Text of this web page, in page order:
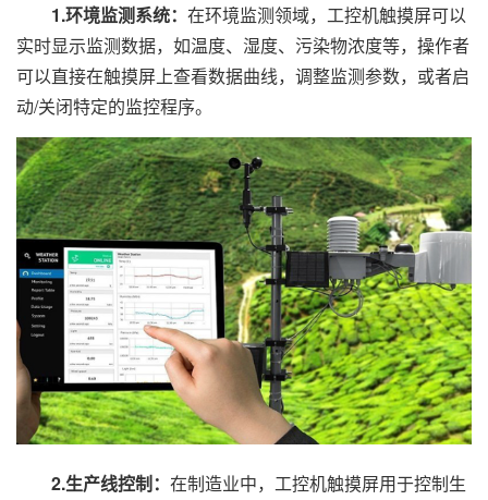
1.环境监测系统： 在环境监测领域，工控机触摸屏可以
实时显示监测数据，如温度、湿度、污染物浓度等，操作者
可以直接在触摸屏上查看数据曲线，调整监测参数，或者启
动/关闭特定的监控程序。
2.生产线控制： 在制造业中，工控机触摸屏用于控制生